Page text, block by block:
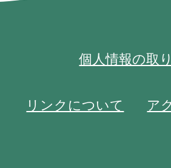
個人情報の取
リンクについて ア